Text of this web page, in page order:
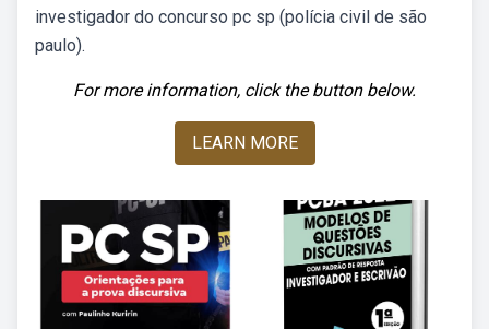
investigador do concurso pc sp (polícia civil de são
paulo).
For more information, click the button below.
LEARN MORE